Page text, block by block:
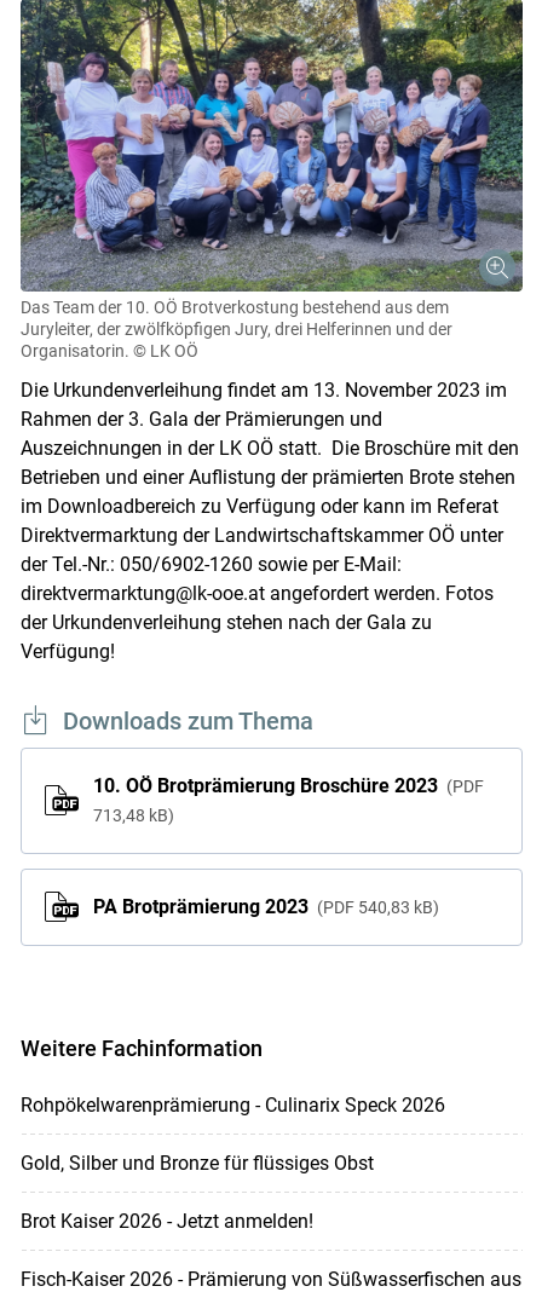
Das Team der 10. OÖ Brotverkostung bestehend aus dem
Juryleiter, der zwölfköpfigen Jury, drei Helferinnen und der
Organisatorin. © LK OÖ
Die Urkundenverleihung findet am 13. November 2023 im
Rahmen der 3. Gala der Prämierungen und
Auszeichnungen in der LK OÖ statt. Die Broschüre mit den
Betrieben und einer Auflistung der prämierten Brote stehen
im Downloadbereich zu Verfügung oder kann im Referat
Direktvermarktung der Landwirtschaftskammer OÖ unter
der Tel.-Nr.: 050/6902-1260 sowie per E-Mail:
direktvermarktung@lk-ooe.at angefordert werden. Fotos
der Urkundenverleihung stehen nach der Gala zu
Verfügung!
Downloads zum Thema
10. OÖ Brotprämierung Broschüre 2023
PDF
713,48 kB
PA Brotprämierung 2023 PDF 540,83 kB
Weitere Fachinformation
Rohpökelwarenprämierung - Culinarix Speck 2026
Gold, Silber und Bronze für flüssiges Obst
Brot Kaiser 2026 - Jetzt anmelden!
Fisch-Kaiser 2026 - Prämierung von Süßwasserfischen aus